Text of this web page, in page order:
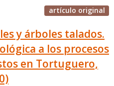
artículo original
y árboles talados.
a los procesos
en Tortuguero,